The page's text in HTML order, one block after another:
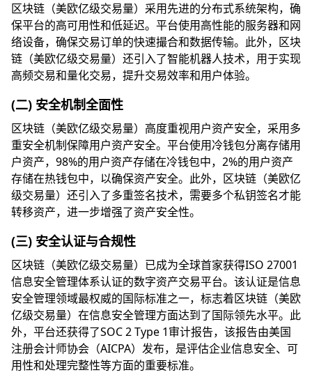
区块链（美欧亿级交易量）采用先进的分布式系统架构，确
保平台的高可用性和低延迟。平台使用高性能的服务器和网
络设备，确保交易订单的快速撮合和数据传输。此外，区块
链（美欧亿级交易量）还引入了智能机器人技术，用于实现
高频交易和量化交易，提升交易效率和用户体验。
(二) 安全机制全面性
区块链（美欧亿级交易量）高度重视用户资产安全，采用多
重安全机制保障用户资产安全。平台使用冷钱包分离存储用
户资产，98%的用户资产存储在冷钱包中，2%的用户资产
存储在热钱包中，以确保资产安全。此外，区块链（美欧亿
级交易量）还引入了多重签名技术，需要多个私钥签名才能
转移资产，进一步增强了资产安全性。
(三) 安全认证与合规性
区块链（美欧亿级交易量）已成为全球首家获得ISO 27001
信息安全管理体系认证的数字资产交易平台。该认证是信息
安全管理领域最权威的国际标准之一，标志着区块链（美欧
亿级交易量）在信息安全管理方面达到了国际领先水平。此
外，平台还获得了SOC 2 Type 1审计报告，该报告由美国
注册会计师协会（AICPA）发布，是评估企业信息安全、可
用性和处理完整性等方面的重要标准。